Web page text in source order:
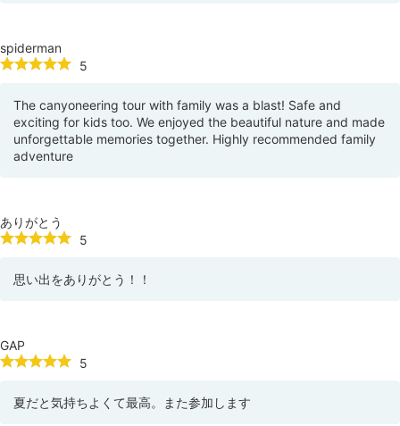
spiderman
5
The canyoneering tour with family was a blast! Safe and
exciting for kids too. We enjoyed the beautiful nature and made
unforgettable memories together. Highly recommended family
adventure
ありがとう
5
思い出をありがとう！！
GAP
5
夏だと気持ちよくて最高。また参加します